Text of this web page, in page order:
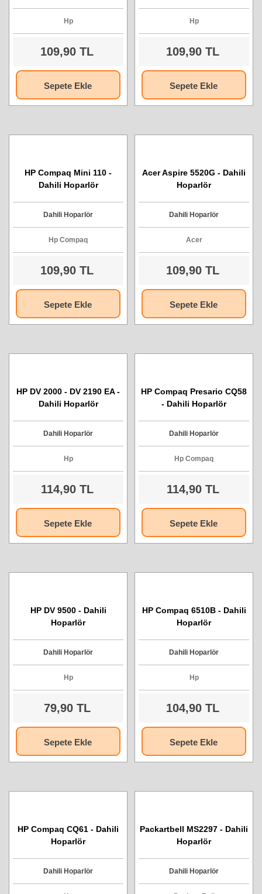
Hp
109,90 TL
Sepete Ekle
Hp
109,90 TL
Sepete Ekle
HP Compaq Mini 110 -
Dahili Hoparlör
Dahili Hoparlör
Hp Compaq
109,90 TL
Sepete Ekle
Acer Aspire 5520G - Dahili
Hoparlör
Dahili Hoparlör
Acer
109,90 TL
Sepete Ekle
HP DV 2000 - DV 2190 EA -
Dahili Hoparlör
Dahili Hoparlör
Hp
114,90 TL
Sepete Ekle
HP Compaq Presario CQ58
- Dahili Hoparlör
Dahili Hoparlör
Hp Compaq
114,90 TL
Sepete Ekle
HP DV 9500 - Dahili
Hoparlör
Dahili Hoparlör
Hp
79,90 TL
Sepete Ekle
HP Compaq 6510B - Dahili
Hoparlör
Dahili Hoparlör
Hp
104,90 TL
Sepete Ekle
HP Compaq CQ61 - Dahili
Hoparlör
Dahili Hoparlör
Packartbell MS2297 - Dahili
Hoparlör
Dahili Hoparlör